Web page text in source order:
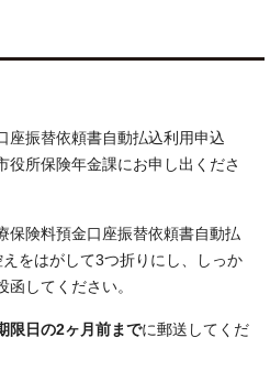
座振替依頼書自動払込利用申込
役所保険年金課にお申し出くださ
保険料預金口座振替依頼書自動払
をはがして3つ折りにし、しっか
函してください。
限日の2ヶ月前までに郵送してくだ